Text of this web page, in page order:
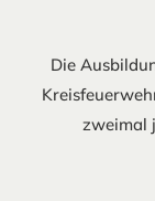
Die
zweimal